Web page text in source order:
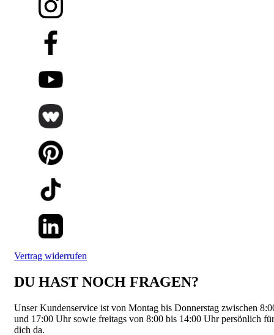
Vertrag widerrufen
DU HAST NOCH FRAGEN?
Unser Kundenservice ist von Montag bis Donnerstag zwischen
und 17:00 Uhr sowie freitags von 8:00 bis 14:00 Uhr persönlich für
dich da.